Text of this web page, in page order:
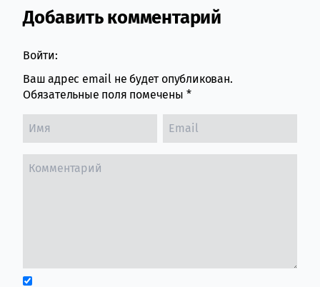
Comment section
Добавить комментарий
Войти:
Ваш адрес email не будет опубликован.
Обязательные поля помечены *